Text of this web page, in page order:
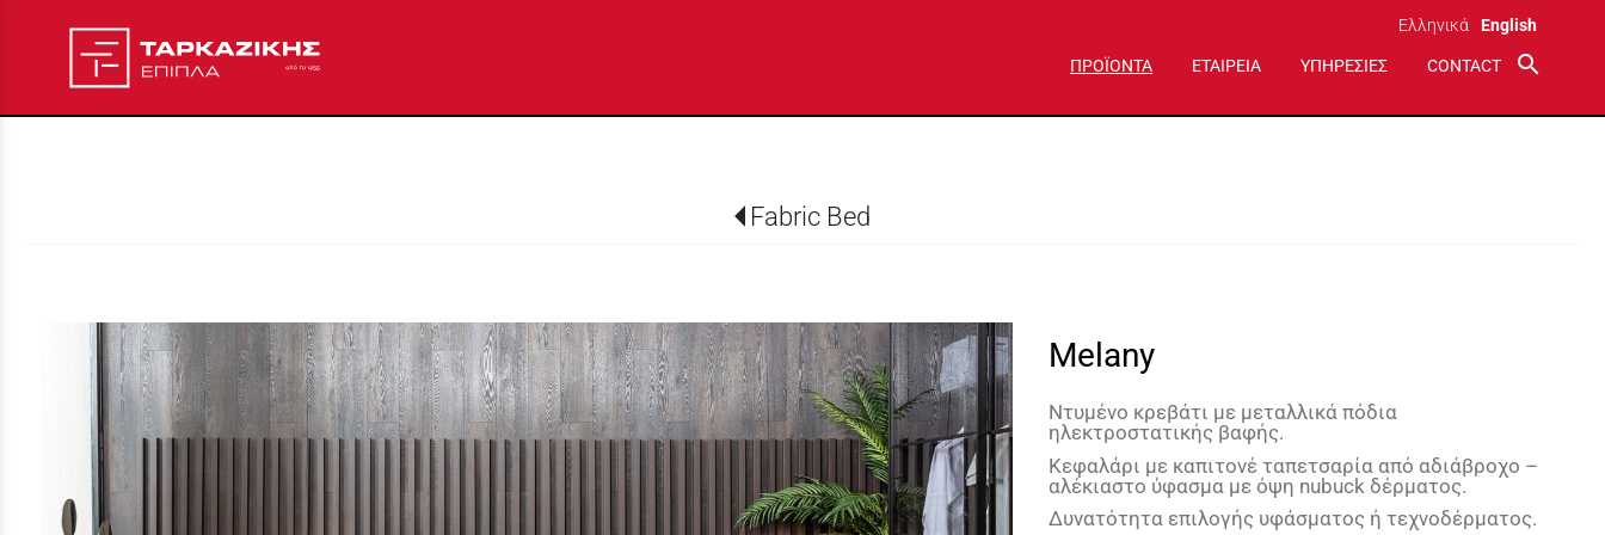
Ελληνικά English
ΠΡΟΪΟΝΤΑ ΕΤΑΙΡΕΙΑ ΥΠΗΡΕΣΙΕΣ CONTACT search
Fabric Bed
Melany
Ντυμένο κρεβάτι με μεταλλικά πόδια
ηλεκτροστατικής βαφής.
Κεφαλάρι με καπιτονέ ταπετσαρία από αδιάβροχο –
αλέκιαστο ύφασμα με όψη nubuck δέρματος.
Δυνατότητα επιλογής υφάσματος ή τεχνοδέρματος.